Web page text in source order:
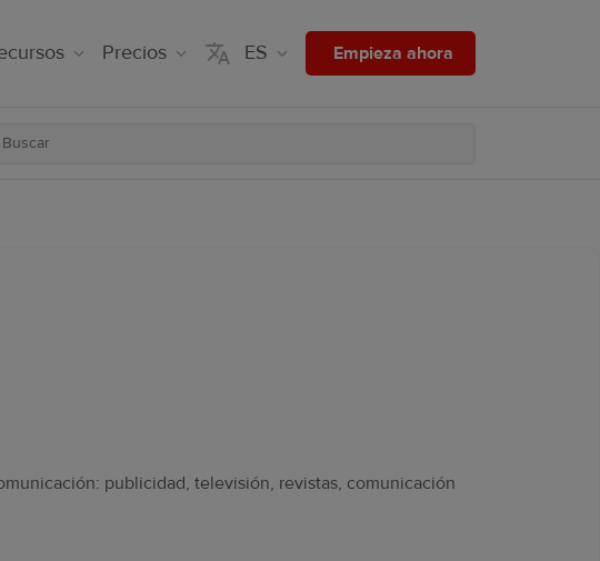
Precios ES Empieza ahora
publicidad, televisión, revistas, comunicación